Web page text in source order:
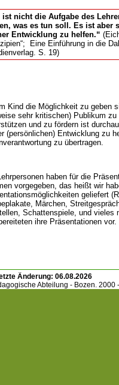
nicht die Aufgabe des
was es tun soll. Es ist aber
Entwicklung zu helfen.“
Eine Einführung in die
S. 19)
Kind die Möglichkeit zu geben
sehr kritischen) Publikum
und zu fördern ist
(persönlichen) Entwicklung zu
zu
haben für die
vorgegeben, das heißt wir
geliefert
Märchen,
Schattenspiele, und vieles
ihre Präsentationen vor.
Änderung: 06.08.2026
Abteilung - Bozen. 2000